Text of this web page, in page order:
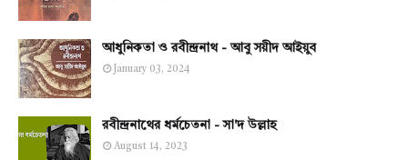
আধুনিকতা ও রবীন্দ্রনাথ - আবু সয়ীদ আইয়ুব
January 03, 2024
রবীন্দ্রনাথের ধর্মচেতনা - সা'দ উল্লাহ
August 14, 2023